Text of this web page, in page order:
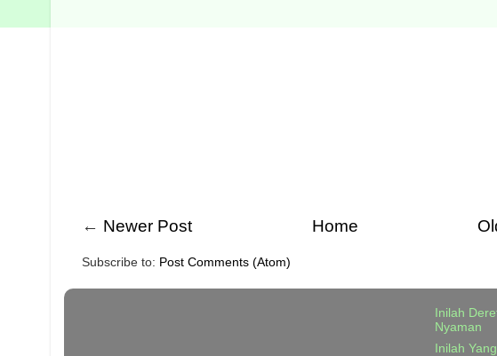
← Newer Post Home
Subscribe to: Post Comments (Atom)
Inilah
Nyaman
Inilah